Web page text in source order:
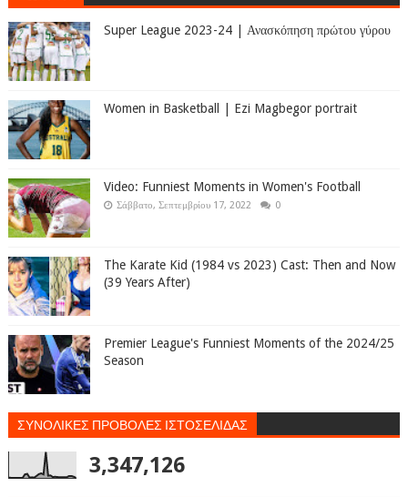
Super League 2023-24 | Ανασκόπηση πρώτου γύρου
Women in Basketball | Ezi Magbegor portrait
Video: Funniest Moments in Women's Football
Σάββατο, Σεπτεμβρίου 17, 2022 0
The Karate Kid (1984 vs 2023) Cast: Then and Now
(39 Years After)
Premier League's Funniest Moments of the 2024/25
Season
ΣΥΝΟΛΙΚΕΣ ΠΡΟΒΟΛΕΣ ΙΣΤΟΣΕΛΙΔΑΣ
3,347,126